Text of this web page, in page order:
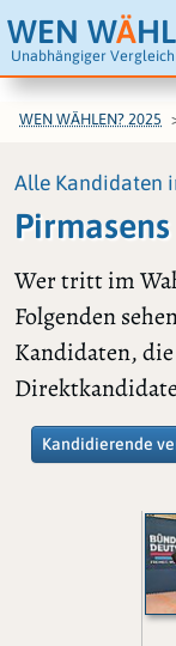
WEN WÄ
Unabhängiger
WEN WÄHLEN? 2025
Alle Kandidaten
Pirmasens
Wer tritt im
Folgenden
Kandidaten,
Kandidierende